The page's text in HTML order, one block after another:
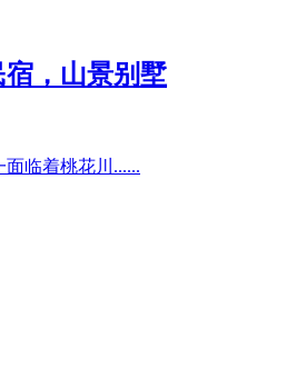
，山景别墅
临着桃花川 ......